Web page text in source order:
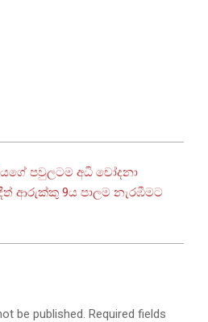
පවුලටම අධි චෝදනා
ආරුක්කු 9ය පාලම නැරඹීමට
be published. Required fields